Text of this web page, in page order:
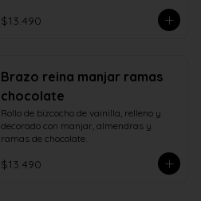
$13.490
Brazo reina manjar ramas
chocolate
Rollo de bizcocho de vainilla, relleno y
decorado con manjar, almendras y
ramas de chocolate.
$13.490